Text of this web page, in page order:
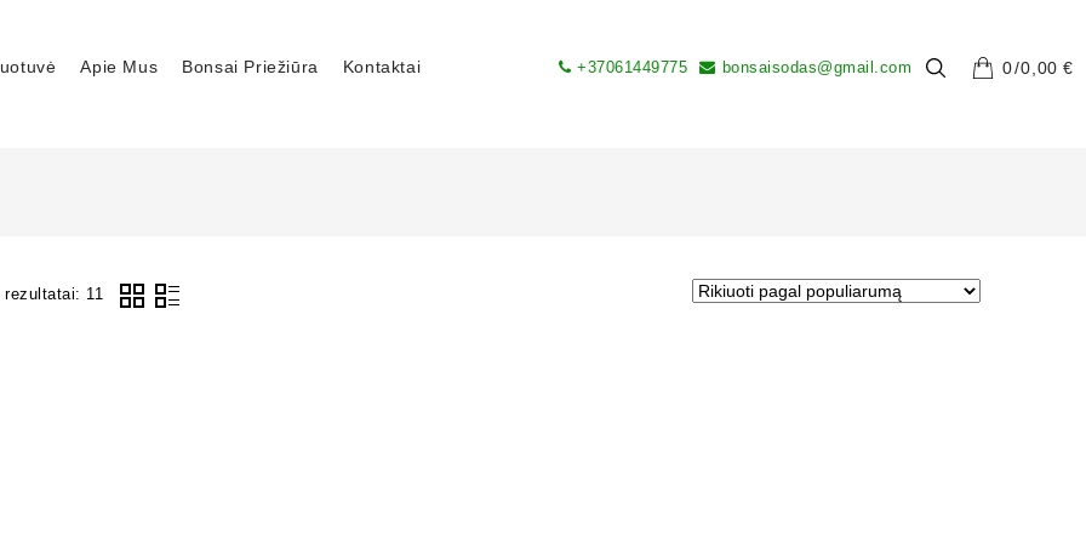
Apie Mus Bonsai Priežiūra Kontaktai 0 0,00€
+37061449775 bonsaisodas@gmail.com
rezultatai: 11